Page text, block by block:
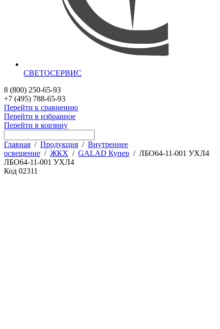
СВЕТОСЕРВИС
8 (800) 250-65-93
+7 (495) 788-65-93
Перейти к сравнению
Перейти в избранное
Перейти в корзину
Главная / Продукция / Внутреннее
освещение / ЖКХ / GALAD Купер / ЛБО64-11-001 УХЛ4
ЛБО64-11-001 УХЛ4
Код 02311